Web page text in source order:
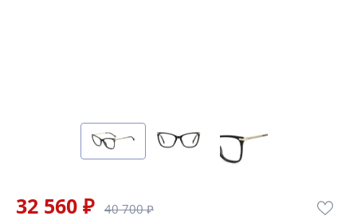
32 560 ₽ 40 700 ₽